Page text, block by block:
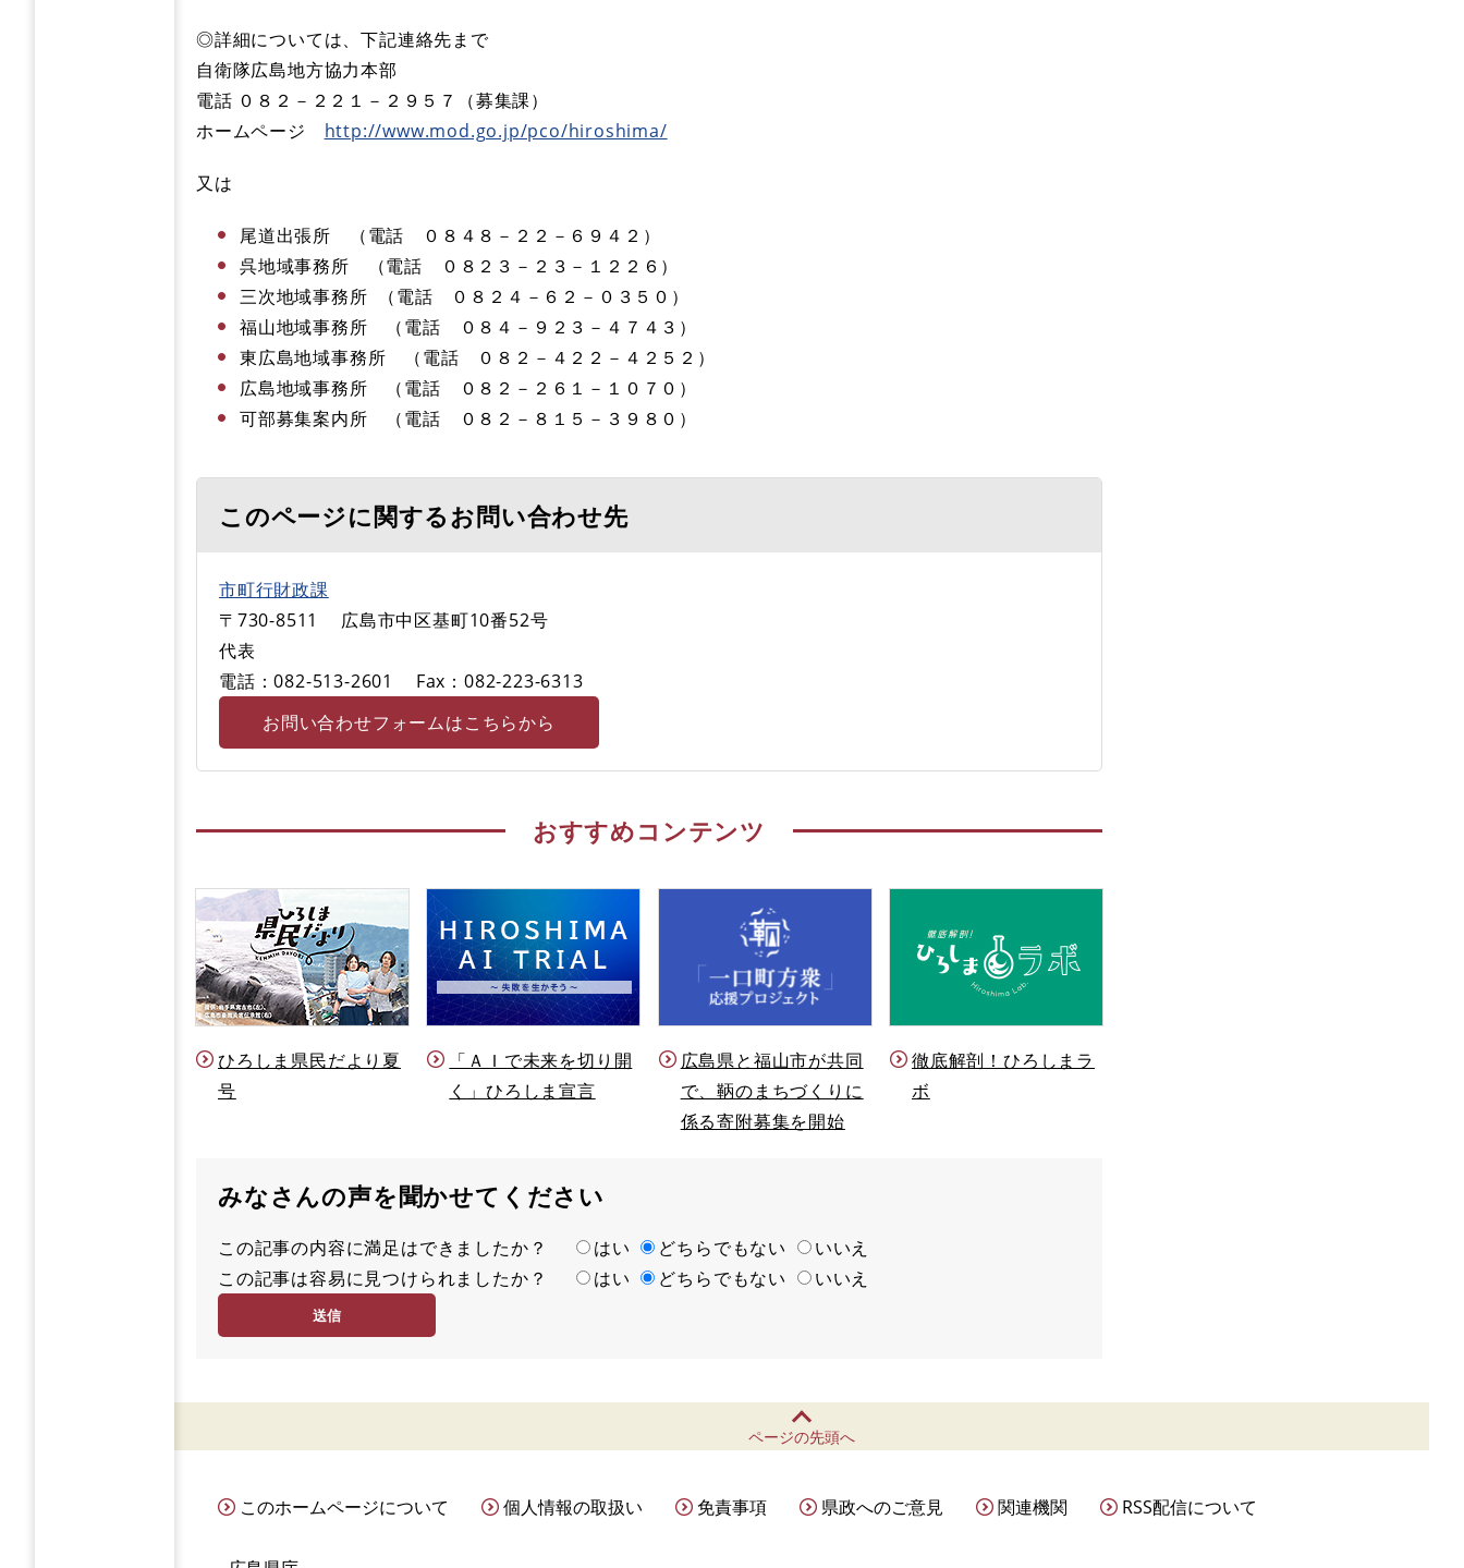
◎詳細については、下記連絡先まで
自衛隊広島地方協力本部
電話 ０８２－２２１－２９５７（募集課）
ホームページ http://www.mod.go.jp/pco/hiroshima/
又は
尾道出張所 （電話 ０８４８－２２－６９４２）
呉地域事務所 （電話 ０８２３－２３－１２２６）
三次地域事務所 （電話 ０８２４－６２－０３５０）
福山地域事務所 （電話 ０８４－９２３－４７４３）
東広島地域事務所 （電話 ０８２－４２２－４２５２）
広島地域事務所 （電話 ０８２－２６１－１０７０）
可部募集案内所 （電話 ０８２－８１５－３９８０）
このページに関するお問い合わせ先
市町行財政課
〒730-8511
広島市中区基町10番52号
代表
電話：082-513-2601
Fax：082‐223-6313
お問い合わせフォームはこちらから
おすすめコンテンツ
ひろしま県民だより夏
号
「ＡＩで未来を切り開
く」ひろしま宣言
広島県と福山市が共同
で、鞆のまちづくりに
係る寄附募集を開始
徹底解剖！ひろしまラ
ボ
みなさんの声を聞かせてください
満
足
この記事の内容に満足はできましたか？ はい どちらでもない
いいえ
容
度
この記事は容易に見つけられましたか？ はい どちらでもない いいえ
ページの先頭へ
このホームページについて 個人情報の取扱い 免責事項 県政へのご意見 関連機関 RSS配信について